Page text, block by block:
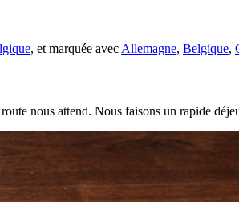
, et marquée avecAllemagne, Belgique,
nous attend. Nous faisons un rapide